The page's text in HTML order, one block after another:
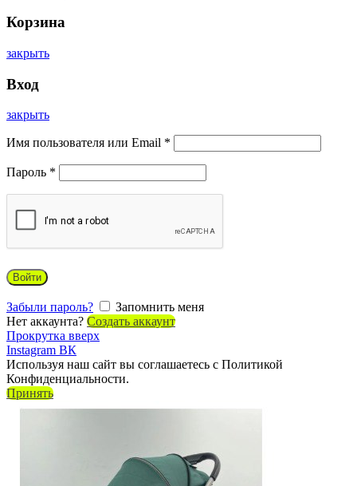
Корзина
закрыть
Вход
закрыть
Имя пользователя или Email *
Пароль *
Войти
Забыли пароль?
Запомнить меня
Нет аккаунта? Создать аккаунт
Прокрутка вверх
Instagram ВК
Используя наш сайт вы соглашаетесь с Политикой
Конфиденциальности.
Принять